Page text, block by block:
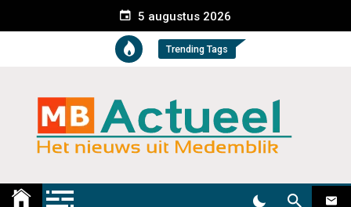
e
5 augustus 2026
Trending Tags
Medemblik Actueel